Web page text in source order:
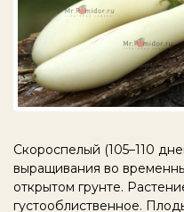
Скороспелый (105–110
выращивания во
открытом грунте.
густооблиственное.